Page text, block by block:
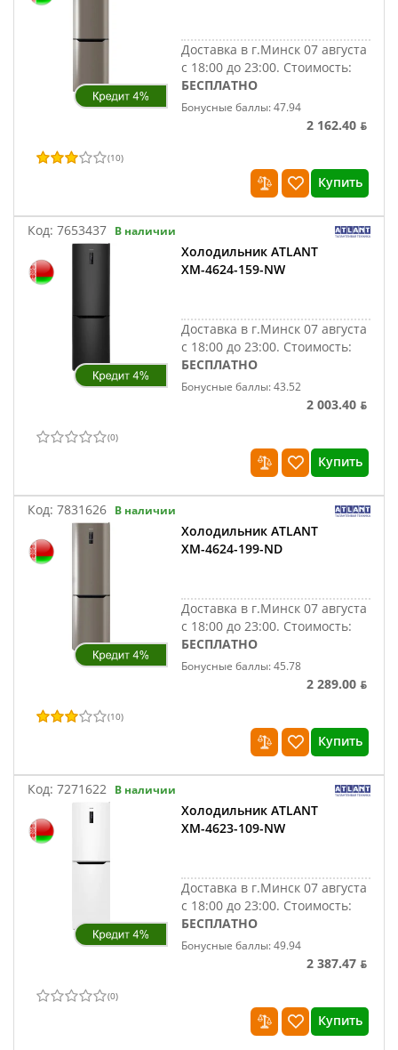
Доставка в г.Минск 07 августа
с 18:00 до 23:00. Стоимость:
БЕСПЛАТНО
Бонусные баллы: 47.94
2 162.40 ƃ
(10)
Купить
Код: 7653437 В наличии
Холодильник ATLANT
ХМ-4624-159-NW
Доставка в г.Минск 07 августа
с 18:00 до 23:00. Стоимость:
БЕСПЛАТНО
Бонусные баллы: 43.52
2 003.40 ƃ
(0)
Купить
Код: 7831626 В наличии
Холодильник ATLANT
ХМ-4624-199-ND
Доставка в г.Минск 07 августа
с 18:00 до 23:00. Стоимость:
БЕСПЛАТНО
Бонусные баллы: 45.78
2 289.00 ƃ
(10)
Купить
Код: 7271622 В наличии
Холодильник ATLANT
ХМ-4623-109-NW
Доставка в г.Минск 07 августа
с 18:00 до 23:00. Стоимость:
БЕСПЛАТНО
Бонусные баллы: 49.94
2 387.47 ƃ
(0)
Купить